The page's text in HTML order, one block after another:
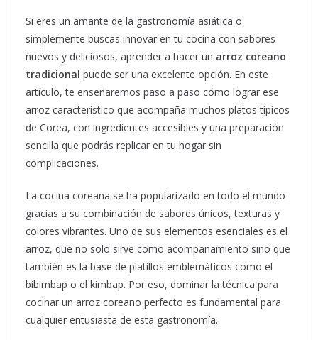
Si eres un amante de la gastronomía asiática o
simplemente buscas innovar en tu cocina con sabores
nuevos y deliciosos, aprender a hacer un arroz coreano
tradicional puede ser una excelente opción. En este
artículo, te enseñaremos paso a paso cómo lograr ese
arroz característico que acompaña muchos platos típicos
de Corea, con ingredientes accesibles y una preparación
sencilla que podrás replicar en tu hogar sin
complicaciones.
La cocina coreana se ha popularizado en todo el mundo
gracias a su combinación de sabores únicos, texturas y
colores vibrantes. Uno de sus elementos esenciales es el
arroz, que no solo sirve como acompañamiento sino que
también es la base de platillos emblemáticos como el
bibimbap o el kimbap. Por eso, dominar la técnica para
cocinar un arroz coreano perfecto es fundamental para
cualquier entusiasta de esta gastronomía.